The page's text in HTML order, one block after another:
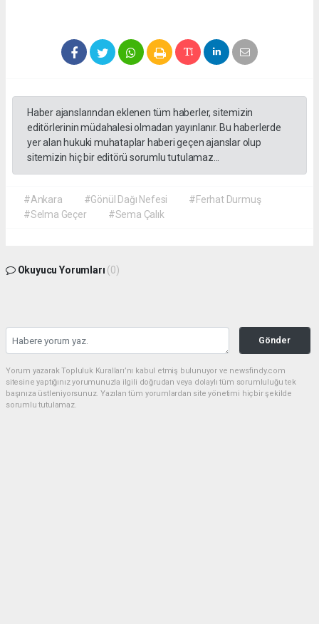
Haber ajanslarından eklenen tüm haberler, sitemizin
editörlerinin müdahalesi olmadan yayınlanır. Bu haberlerde
yer alan hukuki muhataplar haberi geçen ajanslar olup
sitemizin hiç bir editörü sorumlu tutulamaz...
#Ankara #Gönül Dağı Nefesi
#Ferhat Durmuş
#Selma Geçer
#Sema Çalık
Okuyucu Yorumları (0)
Gönder
Yorum yazarak Topluluk Kuralları’nı kabul etmiş bulunuyor ve newsfindy.com
sitesine yaptığınız yorumunuzla ilgili doğrudan veya dolaylı tüm sorumluluğu tek
başınıza üstleniyorsunuz. Yazılan tüm yorumlardan site yönetimi hiçbir şekilde
sorumlu tutulamaz.